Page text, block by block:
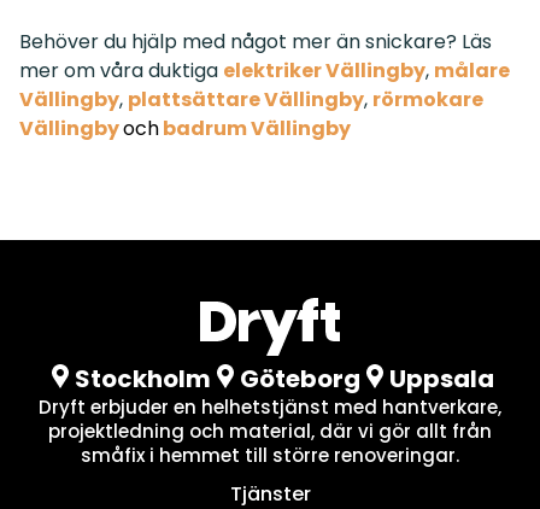
Behöver du hjälp med något mer än snickare? Läs
mer om våra duktiga elektriker Vällingby, målare
Vällingby, plattsättare Vällingby, rörmokare
Vällingbyochbadrum Vällingby
Stockholm Göteborg Uppsala
Dryft erbjuder en helhetstjänst med hantverkare,
projektledning och material, där vi gör allt från
småfix i hemmet till större renoveringar.
Tjänster